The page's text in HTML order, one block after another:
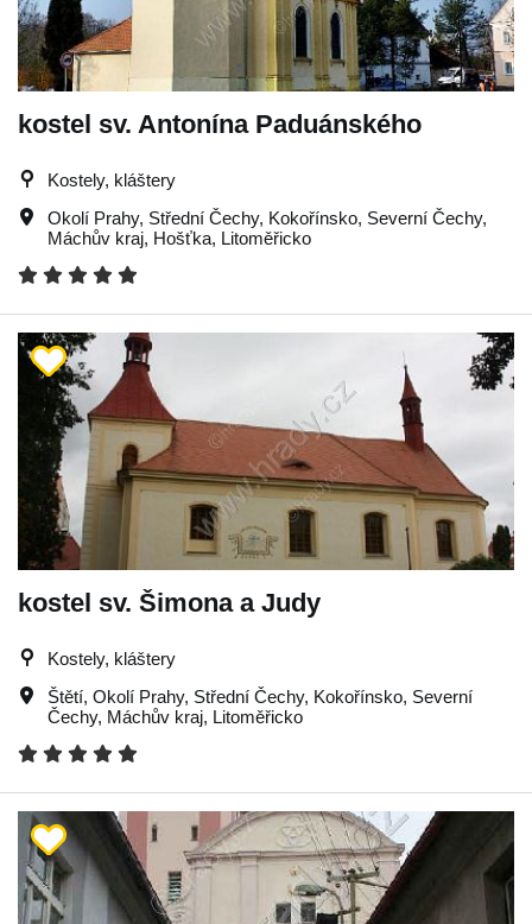
kostel sv. Antonína Paduánského
Kostely, kláštery
Okolí Prahy, Střední Čechy, Kokořínsko, Severní Čechy,
Máchův kraj, Hošťka, Litoměřicko
kostel sv. Šimona a Judy
Kostely, kláštery
Štětí, Okolí Prahy, Střední Čechy, Kokořínsko, Severní
Čechy, Máchův kraj, Litoměřicko